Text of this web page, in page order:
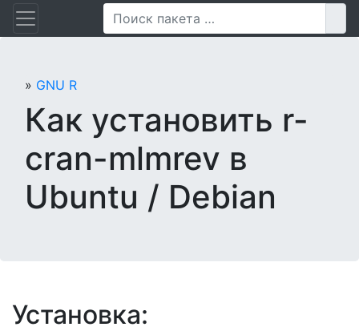
Перейти
» GNU R
Как установить r-
cran-mlmrev в
Ubuntu / Debian
Установка: